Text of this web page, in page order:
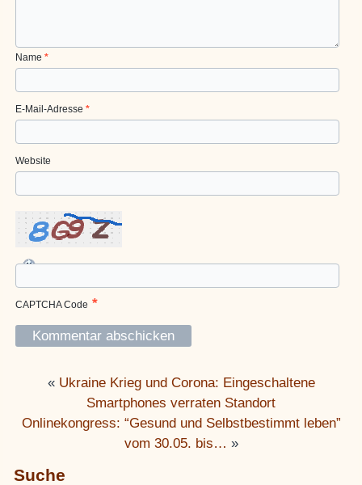
Name*
E-Mail-Adresse*
Website
CAPTCHA Code *
« Ukraine Krieg und Corona: Eingeschaltene
Smartphones verraten Standort
Onlinekongress: “Gesund und Selbstbestimmt leben”
vom 30.05. bis… »
Suche